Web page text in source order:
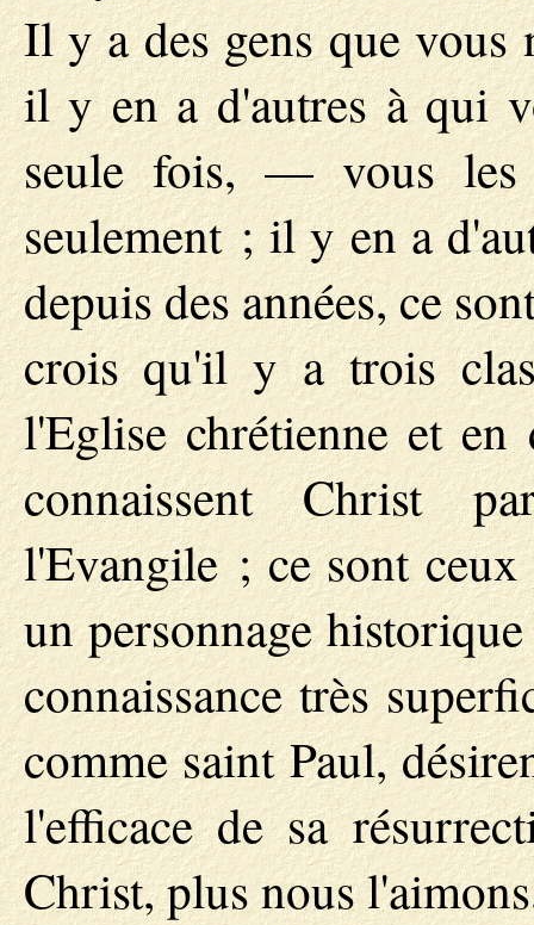
Il y a des gens que vous
il y en a d'autres à qui
seule fois, — vous les
seulement ; il y en a
depuis des années, ce
crois qu'il y a trois
l'Eglise chrétienne et
connaissent Christ
l'Evangile ; ce sont
un personnage
connaissance très
comme saint Paul,
l'efficace de sa
Christ, plus nous